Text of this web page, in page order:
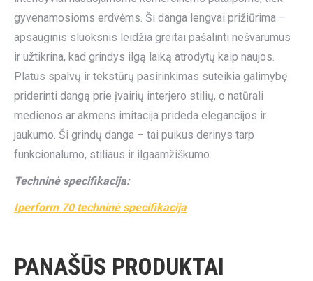
gyvenamosioms erdvėms. Ši danga lengvai prižiūrima –
apsauginis sluoksnis leidžia greitai pašalinti nešvarumus
ir užtikrina, kad grindys ilgą laiką atrodytų kaip naujos.
Platus spalvų ir tekstūrų pasirinkimas suteikia galimybę
priderinti dangą prie įvairių interjero stilių, o natūrali
medienos ar akmens imitacija prideda elegancijos ir
jaukumo. Ši grindų danga – tai puikus derinys tarp
funkcionalumo, stiliaus ir ilgaamžiškumo.
Techninė specifikacija:
Iperform 70 techninė specifikacija
PANAŠŪS PRODUKTAI